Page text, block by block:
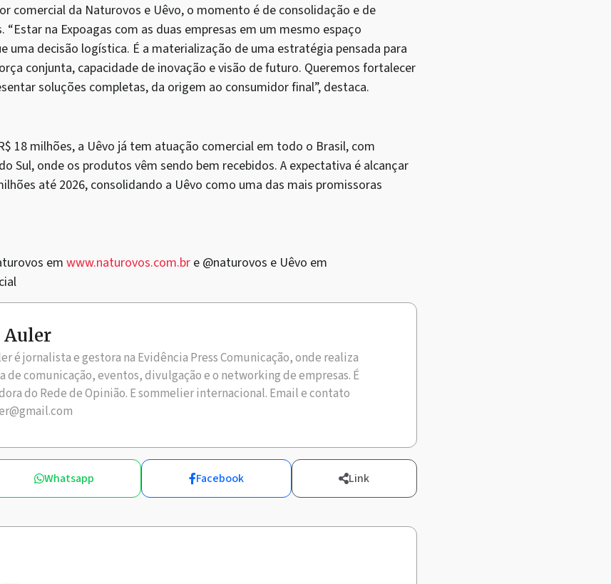
comercial da Naturovos e Uêvo, o momento é de consolidação e de
na Expoagas com as duas empresas em um mesmo espaço
uma decisão logística. É a materialização de uma estratégia pensada para
conjunta, capacidade de inovação e visão de futuro. Queremos fortalecer
soluções completas, da origem ao consumidor final”, destaca.
18 milhões, a Uêvo já tem atuação comercial em todo o Brasil, com
Sul, onde os produtos vêm sendo bem recebidos. A expectativa é alcançar
até 2026, consolidando a Uêvo como uma das mais promissoras
emwww.naturovos.com.br e @naturovos e Uêvo em
Auler
é jornalista e gestora na Evidência Press Comunicação, onde realiza
de comunicação, eventos, divulgação e o networking de empresas. É
do Rede de Opinião. E sommelier internacional. Email e contato
Whatsapp Facebook Link